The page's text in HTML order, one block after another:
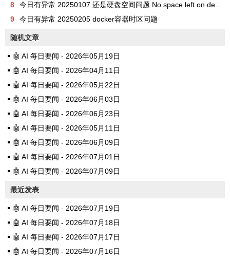
8
今日有异常 20250107 还是硬盘空间问题 No space left on device
9
今日有异常 20250205 docker容器时区问题
随机文章
🤖 AI 每日要闻 - 2026年05月19日
🤖 AI 每日要闻 - 2026年04月11日
🤖 AI 每日要闻 - 2026年05月22日
🤖 AI 每日要闻 - 2026年06月03日
🤖 AI 每日要闻 - 2026年06月23日
🤖 AI 每日要闻 - 2026年05月11日
🤖 AI 每日要闻 - 2026年06月09日
🤖 AI 每日要闻 - 2026年07月01日
🤖 AI 每日要闻 - 2026年07月09日
最近发表
🤖 AI 每日要闻 - 2026年07月19日
🤖 AI 每日要闻 - 2026年07月18日
🤖 AI 每日要闻 - 2026年07月17日
🤖 AI 每日要闻 - 2026年07月16日